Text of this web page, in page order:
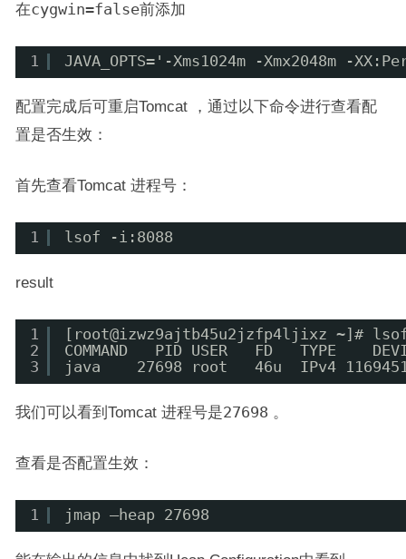
在cygwin=false前添加
1 JAVA_OPTS='-Xms1024m -Xmx2048m -
配置完成后可重启Tomcat ，通过以下命令进行查看配
置是否生效：
首先查看Tomcat 进程号：
1 lsof -i:8088
result
1
2
3
[root@izwz9ajtb45u2jzfp4ljixz ~]#
COMMAND   PID USER   FD   TYPE
java    27698 root   46u  IPv4
我们可以看到Tomcat 进程号是27698 。
查看是否配置生效：
1 jmap –heap 27698